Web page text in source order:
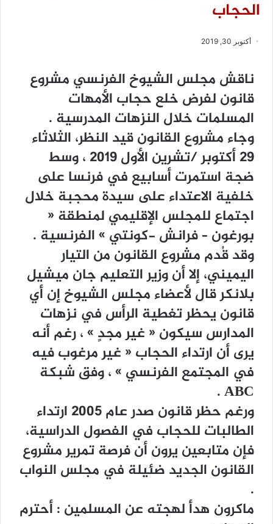
الحجاب
أكتوبر 30, 2019
ناﻗﺶ ﻣﺠﻠﺲ ﺍﻟﺸﻴﻮﺥ ﺍﻟﻔﺮﻧﺴﻲ ﻣﺸﺮﻭﻉ
ﻗﺎﻧﻮﻥ ﻟﻔﺮﺽ ﺧﻠﻊ ﺣﺠﺎﺏ ﺍﻷﻣﻬﺎﺕ
ﺍﻟﻤﺴﻠﻤﺎﺕ ﺧﻼﻝ ﺍﻟﻨﺰﻫﺎﺕ ﺍﻟﻤﺪﺭﺳﻴﺔ .
ﻭﺟﺎﺀ ﻣﺸﺮﻭﻉ ﺍﻟﻘﺎﻧﻮﻥ ﻗﻴﺪ ﺍﻟﻨﻈﺮ، ﺍﻟﺜﻼﺛﺎﺀ
29 ﺃﻛﺘﻮﺑﺮ /ﺗﺸﺮﻳﻦ ﺍﻷﻭﻝ 2019 ، ﻭﺳﻂ
ﺿﺠﺔ ﺍﺳﺘﻤﺮﺕ ﺃﺳﺎﺑﻴﻊ ﻓﻲ ﻓﺮﻧﺴﺎ ﻋﻠﻰ
ﺧﻠﻔﻴﺔ ﺍﻻﻋﺘﺪﺍﺀ ﻋﻠﻰ ﺳﻴﺪﺓ ﻣﺤﺠﺒﺔ ﺧﻼﻝ
ﺍﺟﺘﻤﺎﻉ ﻟﻠﻤﺠﻠﺲ ﺍﻹﻗﻠﻴﻤﻲ ﻟﻤﻨﻄﻘﺔ ‏«
ﺑﻮﺭﻏﻮﻥ – ﻓﺮﺍﻧﺶ -ﻛﻮﻧﺘﻲ ‏» ﺍﻟﻔﺮﻧﺴﻴﺔ .
ﻭﻗﺪ ﻗُﺪﻡ ﻣﺸﺮﻭﻉ ﺍﻟﻘﺎﻧﻮﻥ ﻣﻦ ﺍﻟﺘﻴﺎﺭ
ﺍﻟﻴﻤﻴﻨﻲ، ﺇﻻ ﺃﻥ ﻭﺯﻳﺮ ﺍﻟﺘﻌﻠﻴﻢ ﺟﺎﻥ ﻣﻴﺸﻴﻞ
ﺑﻼﻧﻜﺮ ﻗﺎﻝ ﻷﻋﻀﺎﺀ ﻣﺠﻠﺲ ﺍﻟﺸﻴﻮﺥ ﺇﻥ ﺃﻱ
ﻗﺎﻧﻮﻥ ﻳﺤﻈﺮ ﺗﻐﻄﻴﺔ ﺍﻟﺮﺃﺱ ﻓﻲ ﻧﺰﻫﺎﺕ
ﺍﻟﻤﺪﺍﺭﺱ ﺳﻴﻜﻮﻥ ‏« ﻏﻴﺮ ﻣﺠﺪٍ ‏» ، ﺭﻏﻢ ﺃﻧﻪ
ﻳﺮﻯ ﺃﻥ ﺍﺭﺗﺪﺍﺀ ﺍﻟﺤﺠﺎﺏ ‏« ﻏﻴﺮ ﻣﺮﻏﻮﺏ ﻓﻴﻪ
ﻓﻲ ﺍﻟﻤﺠﺘﻤﻊ ﺍﻟﻔﺮﻧﺴﻲ ‏» ، ﻭﻓﻖ ﺷﺒﻜﺔ
ABC .
ﻭﺭﻏﻢ ﺣﻈﺮ ﻗﺎﻧﻮﻥ ﺻﺪﺭ ﻋﺎﻡ 2005 ﺍﺭﺗﺪﺍﺀ
ﺍﻟﻄﺎﻟﺒﺎﺕ ﻟﻠﺤﺠﺎﺏ ﻓﻲ ﺍﻟﻔﺼﻮﻝ ﺍﻟﺪﺭﺍﺳﻴﺔ،
ﻓﺈﻥ ﻣﺘﺎﺑﻌﻴﻦ ﻳﺮﻭﻥ ﺃﻥ ﻓﺮﺻﺔ ﺗﻤﺮﻳﺮ ﻣﺸﺮﻭﻉ
ﺍﻟﻘﺎﻧﻮﻥ ﺍﻟﺠﺪﻳﺪ ﺿﺌﻴﻠﺔ ﻓﻲ ﻣﺠﻠﺲ ﺍﻟﻨﻮﺍﺏ
.
ﻣﺎﻛﺮﻭﻥ ﻫﺪﺃ ﻟﻬﺠﺘﻪ ﻋﻦ ﺍﻟﻤﺴﻠﻤﻴﻦ : ﺃﺣﺘﺮﻡ